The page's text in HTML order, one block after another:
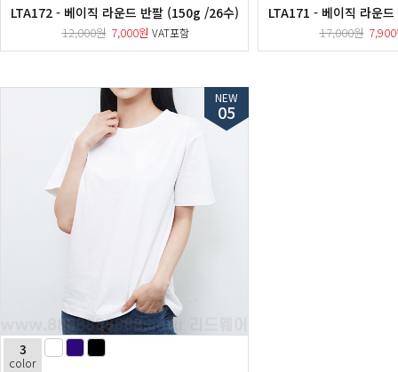
LTA172 - 베이직 라운드 반팔 (150g /26수)
12,000원 7,000원 VAT포함
LTA171 - 베이직 라운
17,000원
NEW
05
3
color